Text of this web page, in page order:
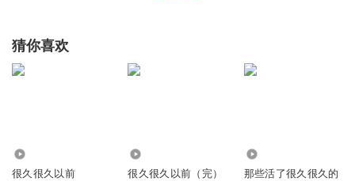
猜你喜欢
很久很久以前 很久很久以前（完）
那些活了很久很久的